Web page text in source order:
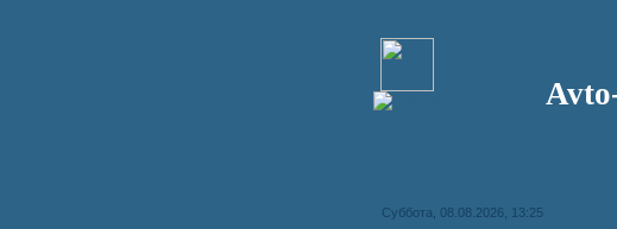
Суббота, 08.08.2026, 13:25